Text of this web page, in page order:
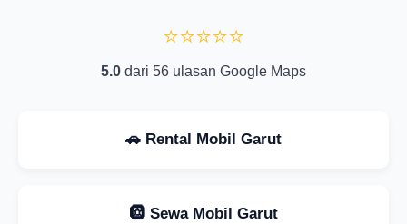
⭐⭐⭐⭐⭐
5.0 dari 56 ulasan Google Maps
🚗 Rental Mobil Garut
🛞 Sewa Mobil Garut